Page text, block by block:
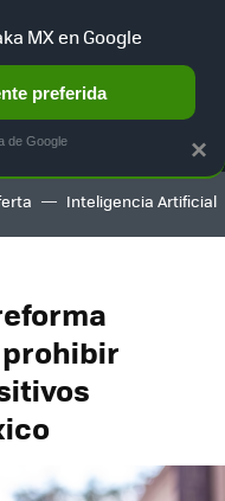
NUEVO
AUTO
Inteligencia Artificial
×
MX en Google
preferida
de Google